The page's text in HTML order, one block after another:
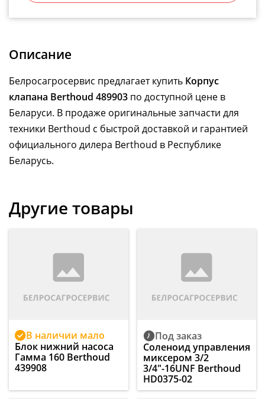
Описание
Белросагросервис предлагает купить Корпус
клапана Berthoud 489903 по доступной цене в
Беларуси. В продаже оригинальные запчасти для
техники Berthoud с быстрой доставкой и гарантией
официального дилера Berthoud в Республике
Беларусь.
Другие товары
В наличии мало
Блок нижний насоса
Гамма 160 Berthoud
439908
Под заказ
Соленоид управления
миксером 3/2
3/4"-16UNF Berthoud
HD0375-02